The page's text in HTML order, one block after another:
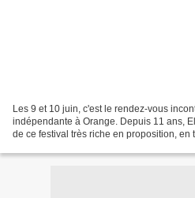
Les 9 et 10 juin, c'est le rendez-vous
indépendante à Orange. Depuis 11 ans,
de ce festival très riche en proposition, en